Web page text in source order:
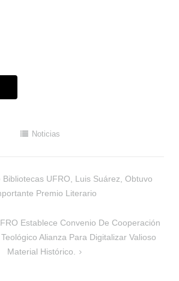
Noticias
Bibliotecas UFRO, Luis Suárez, Obtuvo
Premio Literario
Establece Convenio De Cooperación
Alianza Para Digitalizar Valioso
Material Histórico.